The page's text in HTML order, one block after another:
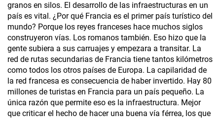
granos en silos. El desarrollo de las infraestructuras en un
país es vital. ¿Por qué Francia es el primer país turístico del
mundo? Porque los reyes franceses hace muchos siglos
construyeron vías. Los romanos también. Eso hizo que la
gente subiera a sus carruajes y empezara a transitar. La
red de rutas secundarias de Francia tiene tantos kilómetros
como todos los otros países de Europa. La capilaridad de
la red francesa es consecuencia de haber invertido. Hay 80
millones de turistas en Francia para un país pequeño. La
única razón que permite eso es la infraestructura. Mejor
que criticar el hecho de hacer una buena vía férrea, los que